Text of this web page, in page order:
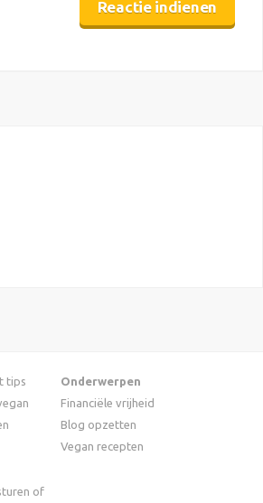
tips
of
Onderwerpen
Financiële vrijheid
Blog opzetten
Vegan recepten